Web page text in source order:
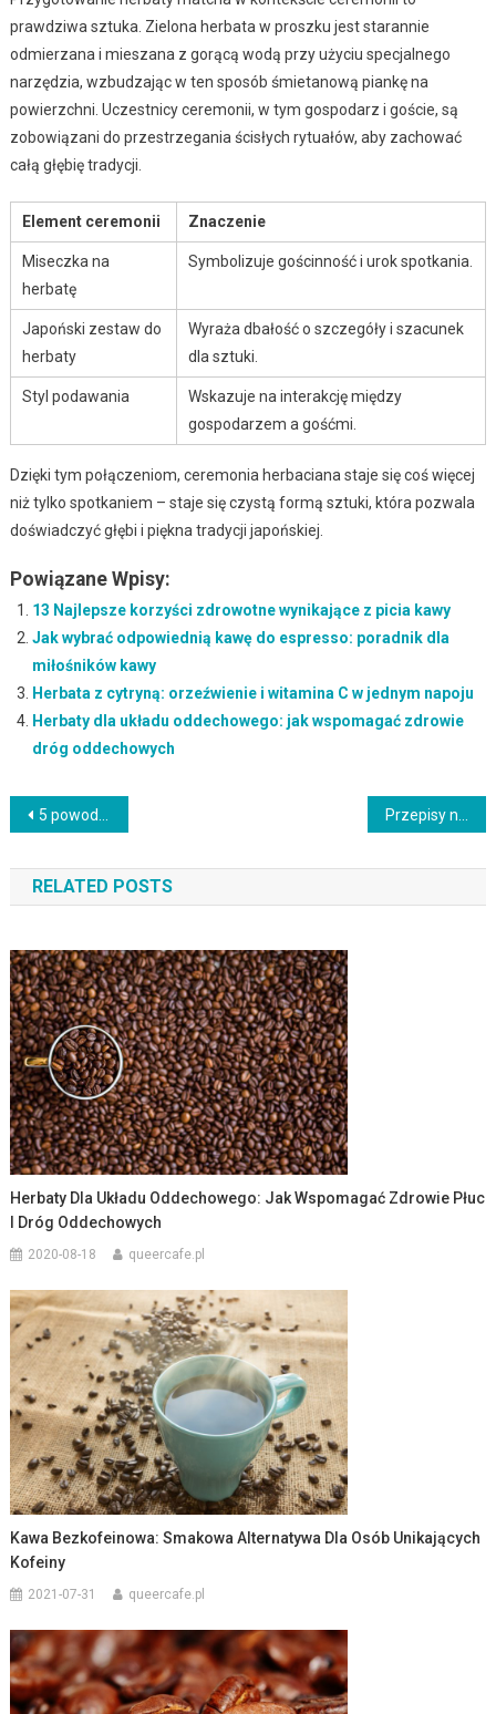
prawdziwa sztuka. Zielona herbata w proszku jest starannie
odmierzana i mieszana z gorącą wodą przy użyciu specjalnego
narzędzia, wzbudzając w ten sposób śmietanową piankę na
powierzchni. Uczestnicy ceremonii, w tym gospodarz i goście, są
zobowiązani do przestrzegania ścisłych rytuałów, aby zachować
całą głębię tradycji.
Element ceremonii Znaczenie
Miseczka na
herbatę
Symbolizuje gościnność i urok spotkania.
Japoński zestaw do
herbaty
Wyraża dbałość o szczegóły i szacunek
dla sztuki.
Styl podawania
Wskazuje na interakcję między
gospodarzem a gośćmi.
Dzięki tym połączeniom, ceremonia herbaciana staje się coś więcej
niż tylko spotkaniem – staje się czystą formą sztuki, która pozwala
doświadczyć głębi i piękna tradycji japońskiej.
Powiązane Wpisy:
13 Najlepsze korzyści zdrowotne wynikające z picia kawy
Jak wybrać odpowiednią kawę do espresso: poradnik dla
miłośników kawy
Herbata z cytryną: orzeźwienie i witamina C w jednym napoju
Herbaty dla układu oddechowego: jak wspomagać zdrowie
dróg oddechowych
Nawigacja
wpisu
5 powodów, dla których powinieneś kupić kawę online
RELATED POSTS
Herbaty Dla Układu Oddechowego: Jak Wspomagać Zdrowie Płuc
I Dróg Oddechowych
2020-08-18 queercafe.pl
Kawa Bezkofeinowa: Smakowa Alternatywa Dla Osób Unikających
Kofeiny
2021-07-31 queercafe.pl